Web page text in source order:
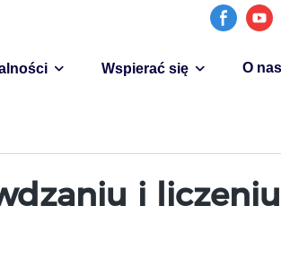
Wspierać się O nas
i